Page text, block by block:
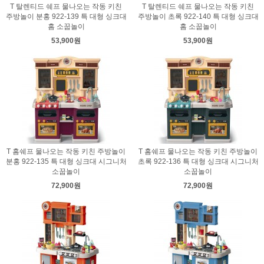
T 탈렌티드 쉐프 물나오는 작동 키친
주방놀이 분홍 922-139 특 대형 싱크대
홈 소꿉놀이
53,900원
T 탈렌티드 쉐프 물나오는 작동 키친
주방놀이 초록 922-140 특 대형 싱크대
홈 소꿉놀이
53,900원
T 홈쉐프 물나오는 작동 키친 주방놀이
분홍 922-135 특 대형 싱크대 시그니처
소꿉놀이
72,900원
T 홈쉐프 물나오는 작동 키친 주방놀이
초록 922-136 특 대형 싱크대 시그니처
소꿉놀이
72,900원